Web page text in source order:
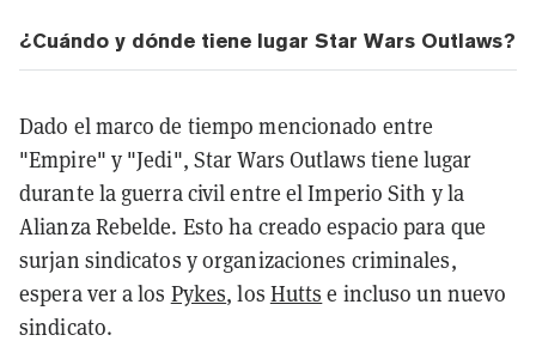
¿Cuándo y dónde tiene lugar Star Wars Outlaws?
Dado el marco de tiempo mencionado entre
"Empire" y "Jedi", Star Wars Outlaws tiene lugar
durante la guerra civil entre el Imperio Sith y la
Alianza Rebelde. Esto ha creado espacio para que
surjan sindicatos y organizaciones criminales,
espera ver a los Pykes, los Hutts e incluso un nuevo
sindicato.